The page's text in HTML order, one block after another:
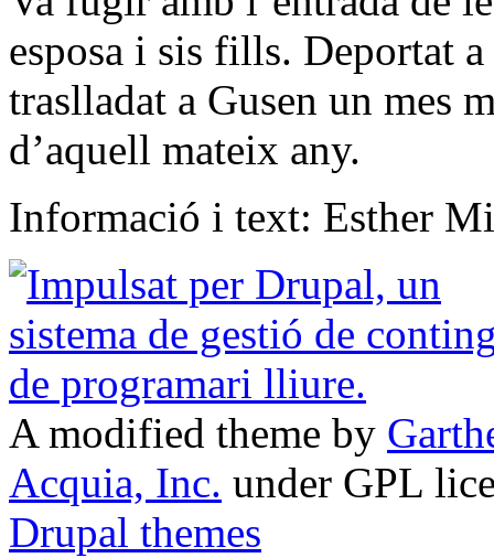
esposa i sis fills. Deportat
traslladat a Gusen un mes
d’aquell mateix any.
Informació i text: Esther
A modified theme by
Acquia, Inc. under GPL
Drupal themes